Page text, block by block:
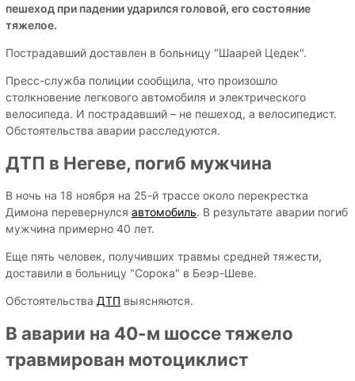
пешеход при падении ударился головой, его состояние
тяжелое.
Пострадавший доставлен в больницу "Шаарей Цедек".
Пресс-служба полиции сообщила, что произошло
столкновение легкового автомобиля и электрического
велосипеда. И пострадавший – не пешеход, а велосипедист.
Обстоятельства аварии расследуются.
ДТП в Негеве, погиб мужчина
В ночь на 18 ноября на 25-й трассе около перекрестка
Димона перевернулся автомобиль. В результате аварии погиб
мужчина примерно 40 лет.
Еще пять человек, получивших травмы средней тяжести,
доставили в больницу "Сорока" в Беэр-Шеве.
Обстоятельства ДТП выясняются.
В аварии на 40-м шоссе тяжело
травмирован мотоциклист